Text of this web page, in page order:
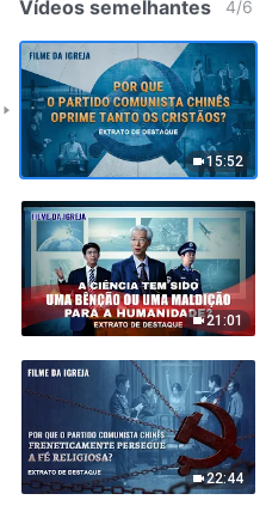
Vídeos semelhantes 4/6
15:52
21:01
22:44